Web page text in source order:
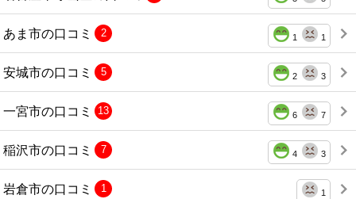
あま市の口コミ 1 1
2
安城市の口コミ 2 3
5
一宮市の口コミ 6 7
13
稲沢市の口コミ 4 3
7
岩倉市の口コミ 1
1